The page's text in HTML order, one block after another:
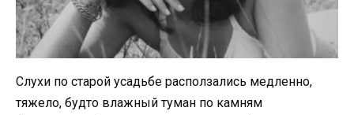
Слухи по старой усадьбе расползались медленно,
тяжело, будто влажный туман по камням